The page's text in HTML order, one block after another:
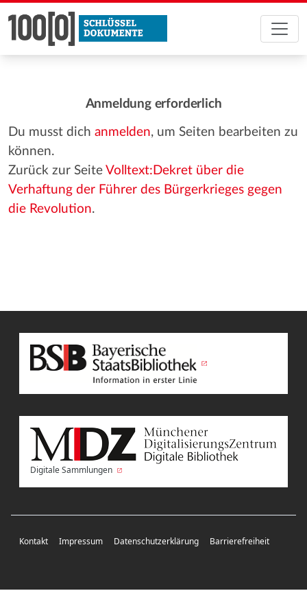
Anmeldung erforderlich
Du musst dich anmelden, um Seiten bearbeiten zu
können.
Zurück zur Seite Volltext:Dekret über die
Verhaftung der Führer des Bürgerkrieges gegen
die Revolution.
Digitale Sammlungen
Kontakt Impressum Datenschutzerklärung Barrierefreiheit